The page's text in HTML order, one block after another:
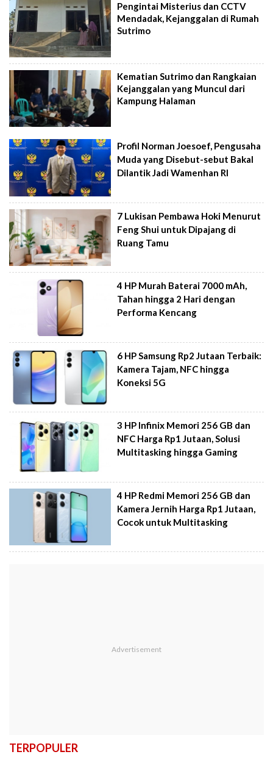
Pengintai Misterius dan CCTV
Mendadak, Kejanggalan di Rumah
Sutrimo
Kematian Sutrimo dan Rangkaian
Kejanggalan yang Muncul dari
Kampung Halaman
Profil Norman Joesoef, Pengusaha
Muda yang Disebut-sebut Bakal
Dilantik Jadi Wamenhan RI
7 Lukisan Pembawa Hoki Menurut
Feng Shui untuk Dipajang di
Ruang Tamu
4 HP Murah Baterai 7000 mAh,
Tahan hingga 2 Hari dengan
Performa Kencang
6 HP Samsung Rp2 Jutaan Terbaik:
Kamera Tajam, NFC hingga
Koneksi 5G
3 HP Infinix Memori 256 GB dan
NFC Harga Rp1 Jutaan, Solusi
Multitasking hingga Gaming
4 HP Redmi Memori 256 GB dan
Kamera Jernih Harga Rp1 Jutaan,
Cocok untuk Multitasking
TERPOPULER